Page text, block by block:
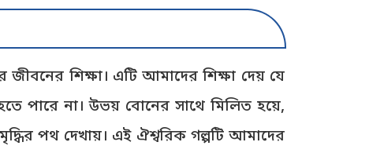
শিক্ষা। এটি আমাদের শিক্ষা দেয় যে
পারে না। উভয় বোনের সাথে মিলিত হয়ে,
পথ দেখায়। এই ঐশ্বরিক গল্পটি আমাদের